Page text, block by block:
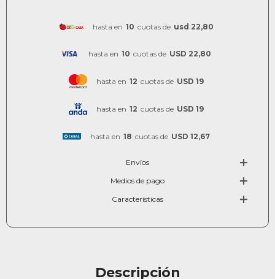
hasta en 10 cuotas de usd 22,80
hasta en 10 cuotas de USD 22,80
hasta en 12 cuotas de USD 19
hasta en 12 cuotas de USD 19
hasta en 18 cuotas de USD 12,67
Envíos
Medios de pago
Características
Descripción